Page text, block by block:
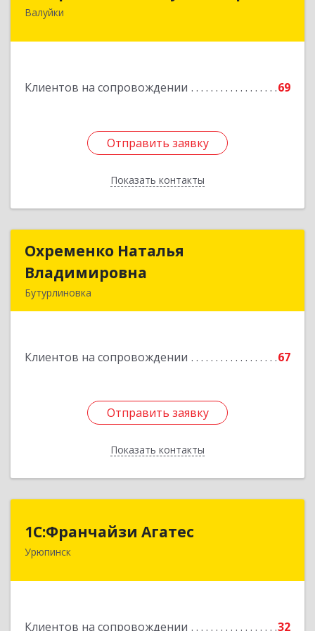
Валуйки
Клиентов на сопровождении 69
Отправить заявку
Показать контакты
309996, Белгородская обл, Валуйки г, Горького,
Отправить заявку
Назад
Охременко Наталья
Владимировна
Бутурлиновка
Клиентов на сопровождении 67
Отправить заявку
Показать контакты
Охременко Наталья
Отправить заявку
Назад
1С:Франчайзи Агатес
Урюпинск
Клиентов на сопровождении 32
403113, Волгоградская обл, Урюпинск г, Ленина